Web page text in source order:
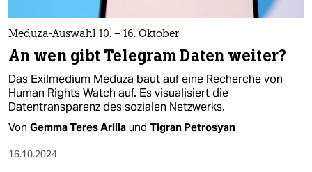
Meduza-Auswahl 10. – 16. Oktober
An wen gibt Telegram Daten weiter?
Das Exilmedium Meduza baut auf eine Recherche von
Human Rights Watch auf. Es visualisiert die
Datentransparenz des sozialen Netzwerks.
Von Gemma Teres Arilla und Tigran Petrosyan
16.10.2024